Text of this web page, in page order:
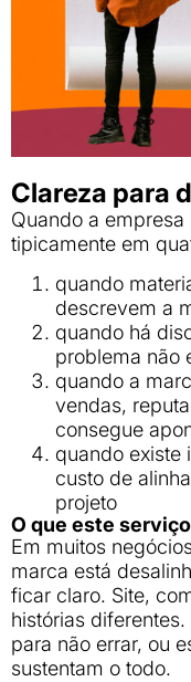
Clareza para
Quando a
tipicamente em
quando
descrevem a
quando há
problema não
quando a
vendas,
consegue
quando existe
custo de
projeto
O que este
Em muitos
marca está
ficar claro. Site,
histórias
para não errar, ou
sustentam o todo.